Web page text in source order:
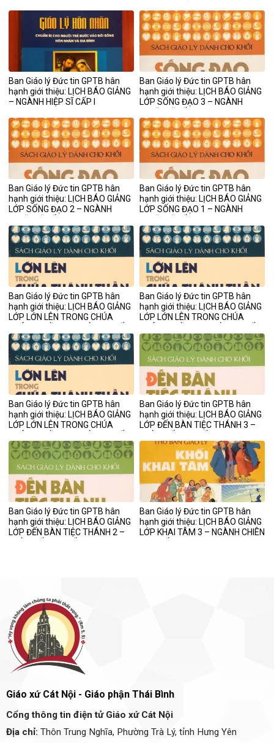
Ban Giáo lý Đức tin GPTB hân
hạnh giới thiệu: LỊCH BÁO GIẢNG
– NGÀNH HIỆP SĨ CẤP I
Ban Giáo lý Đức tin GPTB hân
hạnh giới thiệu: LỊCH BÁO GIẢNG
LỚP SỐNG ĐẠO 3 – NGÀNH
Ban Giáo lý Đức tin GPTB hân
hạnh giới thiệu: LỊCH BÁO GIẢNG
LỚP SỐNG ĐẠO 2 – NGÀNH
Ban Giáo lý Đức tin GPTB hân
hạnh giới thiệu: LỊCH BÁO GIẢNG
LỚP SỐNG ĐẠO 1 – NGÀNH
Ban Giáo lý Đức tin GPTB hân
hạnh giới thiệu: LỊCH BÁO GIẢNG
LỚP LỚN LÊN TRONG CHÚA
NHI CẤP III
Ban Giáo lý Đức tin GPTB hân
hạnh giới thiệu: LỊCH BÁO GIẢNG
LỚP LỚN LÊN TRONG CHÚA
NHI CẤP II
Ban Giáo lý Đức tin GPTB hân
hạnh giới thiệu: LỊCH BÁO GIẢNG
LỚP LỚN LÊN TRONG CHÚA
NHI CẤP I
Ban Giáo lý Đức tin GPTB hân
hạnh giới thiệu: LỊCH BÁO GIẢNG
LỚP ĐẾN BÀN TIỆC THÁNH 3 –
Ban Giáo lý Đức tin GPTB hân
hạnh giới thiệu: LỊCH BÁO GIẢNG
LỚP ĐẾN BÀN TIỆC THÁNH 2 –
Ban Giáo lý Đức tin GPTB hân
hạnh giới thiệu: LỊCH BÁO GIẢNG
LỚP KHAI TÂM 3 – NGÀNH CHIÊN
Giáo xứ Cát Nội - Giáo phận Thái Bình
Cổng thông tin điện tử Giáo xứ Cát Nội
Địa chỉ: Thôn Trung Nghĩa, Phường Trà Lý, tỉnh Hưng Yên